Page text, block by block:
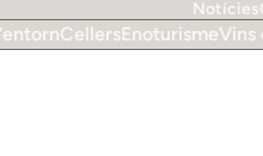
Notícies
CellersEnoturismeVins